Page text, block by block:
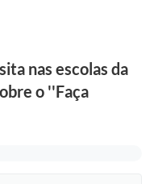
nas escolas da
o ''Faça